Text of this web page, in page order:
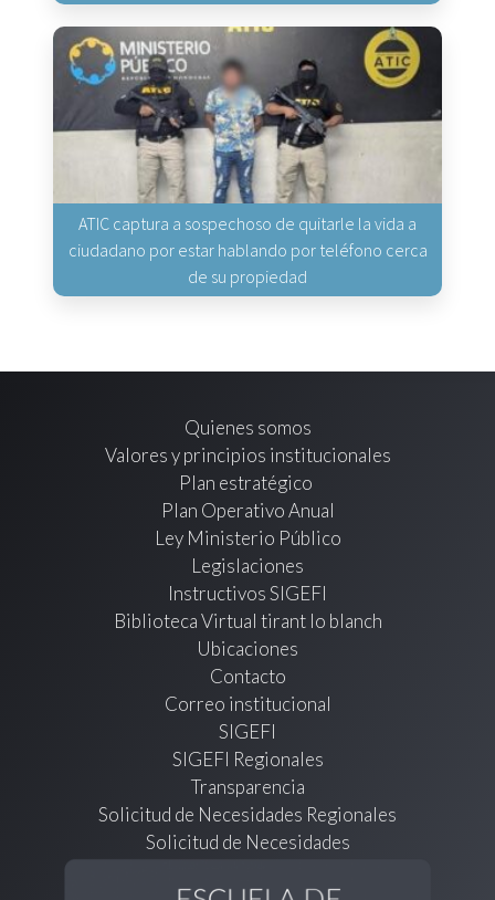
ATIC captura a sospechoso de quitarle la vida a
ciudadano por estar hablando por teléfono cerca
de su propiedad
Quienes somos
Valores y principios institucionales
Plan estratégico
Plan Operativo Anual
Ley Ministerio Público
Legislaciones
Instructivos SIGEFI
Biblioteca Virtual tirant lo blanch
Ubicaciones
Contacto
Correo institucional
SIGEFI
SIGEFI Regionales
Transparencia
Solicitud de Necesidades Regionales
Solicitud de Necesidades